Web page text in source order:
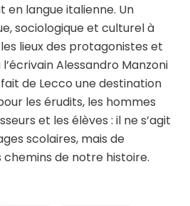
langue italienne. Un
sociologique et culturel à
lieux des protagonistes et
Alessandro Manzoni
de Lecco une destination
les érudits, les hommes
et les élèves : il ne s’agit
scolaires, mais de
de notre histoire.